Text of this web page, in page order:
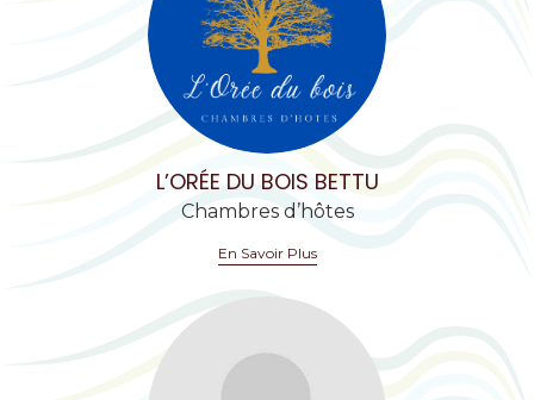
L’ORÉE DU BOIS BETTU
Chambres d’hôtes
En Savoir Plus